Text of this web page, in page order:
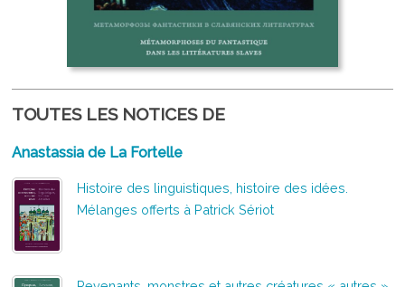
TOUTES LES NOTICES DE
Anastassia de La Fortelle
Histoire des linguistiques, histoire des idées.
Mélanges offerts à Patrick Sériot